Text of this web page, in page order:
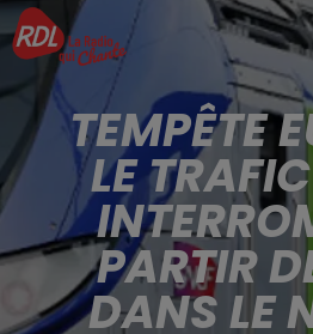
TEMPÊTE
LE
PARTIR
DANS LE